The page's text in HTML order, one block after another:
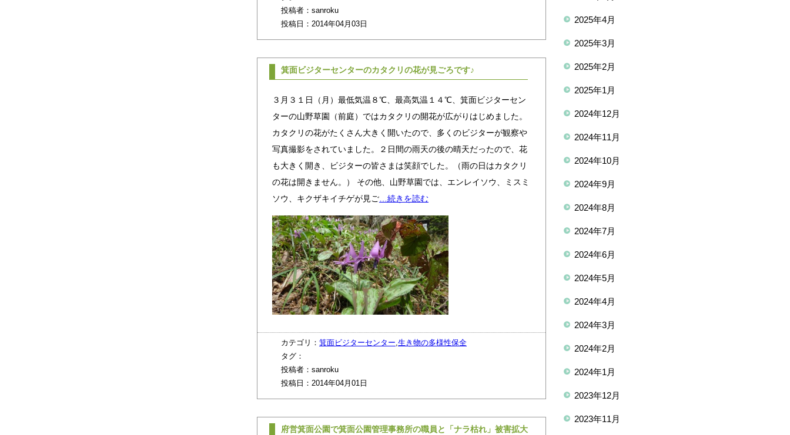
投稿者：sanroku
投稿日：2014年04月03日
箕面ビジターセンターのカタクリの花が見ごろです♪
３月３１日（月）最低気温８℃、最高気温１４℃、箕面ビジターセン
ターの山野草園（前庭）ではカタクリの開花が広がりはじめました。
カタクリの花がたくさん大きく開いたので、多くのビジターが観察や
写真撮影をされていました。２日間の雨天の後の晴天だったので、花
も大きく開き、ビジターの皆さまは笑顔でした。（雨の日はカタクリ
の花は開きません。） その他、山野草園では、エンレイソウ、ミスミ
ソウ、キクザキイチゲが見ご …続きを読む
カテゴリ： 箕面ビジターセンター,生き物の多様性保全
タグ：
投稿者：sanroku
投稿日：2014年04月01日
府営箕面公園で箕面公園管理事務所の職員と「ナラ枯れ」被害拡大
2025年4月
2025年3月
2025年2月
2025年1月
2024年12月
2024年11月
2024年10月
2024年9月
2024年8月
2024年7月
2024年6月
2024年5月
2024年4月
2024年3月
2024年2月
2024年1月
2023年12月
2023年11月